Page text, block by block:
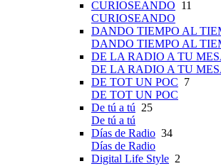
CURIOSEANDO 11
CURIOSEANDO
DANDO TIEMPO AL
DANDO TIEMPO AL
DE LA RADIO A TU
DE LA RADIO A TU
DE TOT UN POC 7
DE TOT UN POC
De tú a tú 25
De tú a tú
Días de Radio 34
Días de Radio
Digital Life Style 2